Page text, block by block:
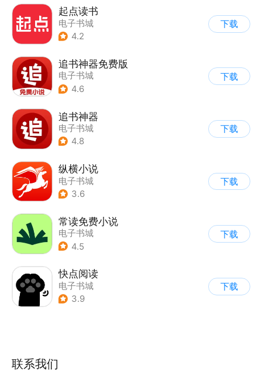
起点读书
电子书城
4.2
下载
追书神器免费版
电子书城
4.6
下载
追书神器
电子书城
4.8
下载
纵横小说
电子书城
3.6
下载
常读免费小说
电子书城
4.5
下载
快点阅读
电子书城
3.9
下载
联系我们